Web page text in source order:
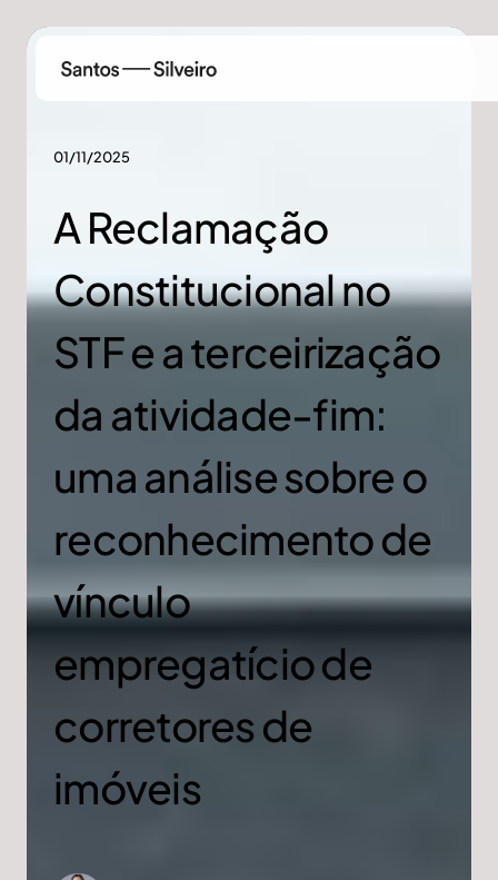
01/11/2025
A Reclamação
Constitucional no
STF e a terceirização
da atividade-fim:
uma análise sobre o
reconhecimento de
vínculo
empregatício de
corretores de
imóveis